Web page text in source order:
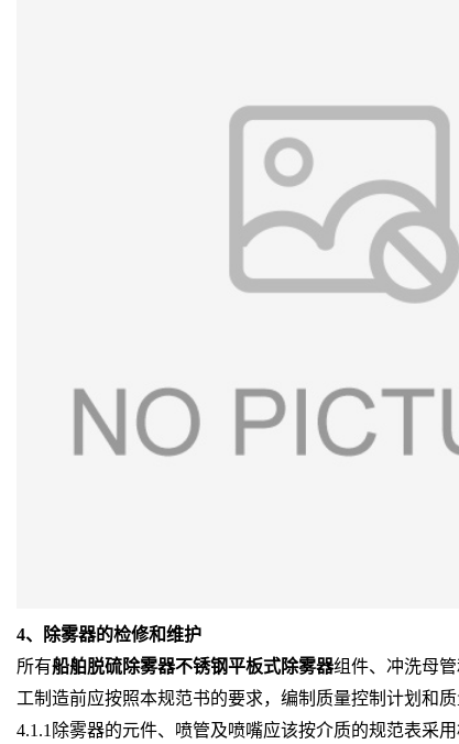
4、除雾器的检修和维护
所有船舶脱硫除雾器不锈钢平板式除雾器组件、冲洗母
工制造前应按照本规范书的要求，编制质量控制计划和质
4.1.1除雾器的元件、喷管及喷嘴应该按介质的规范表采用